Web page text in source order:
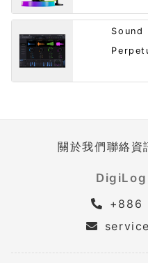
Sound
關於我們聯絡資
DigiLog
+886